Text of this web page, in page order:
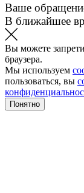
Ваше
В ближайшее
Вы можете
браузера.
Мы используем
пользоваться, вы
Понятно